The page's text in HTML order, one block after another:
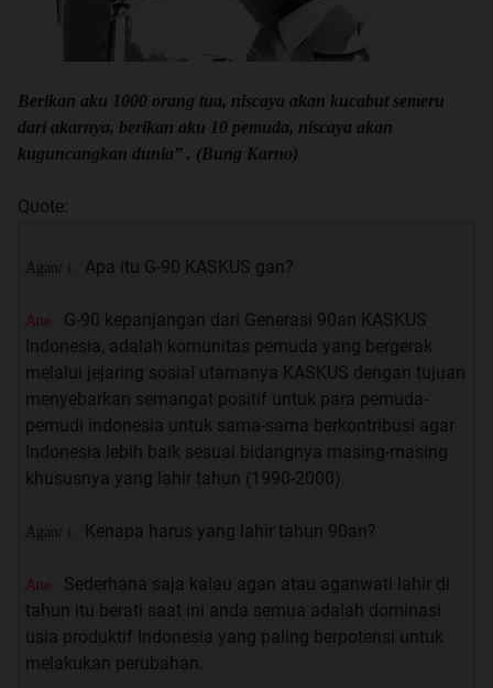
Berikan aku 1000 orang tua, niscaya akan kucabut semeru
dari akarnya, berikan aku 10 pemuda, niscaya akan
kuguncangkan dunia” . (Bung Karno)
Quote:
Agan/ i : Apa itu G-90 KASKUS gan?
Ane : G-90 kepanjangan dari Generasi 90an KASKUS
Indonesia, adalah komunitas pemuda yang bergerak
melalui jejaring sosial utamanya KASKUS dengan tujuan
menyebarkan semangat positif untuk para pemuda-
pemudi indonesia untuk sama-sama berkontribusi agar
Indonesia lebih baik sesuai bidangnya masing-masing
khususnya yang lahir tahun (1990-2000).
Agan/ i : Kenapa harus yang lahir tahun 90an?
Ane : Sederhana saja kalau agan atau aganwati lahir di
tahun itu berati saat ini anda semua adalah dominasi
usia produktif Indonesia yang paling berpotensi untuk
melakukan perubahan.